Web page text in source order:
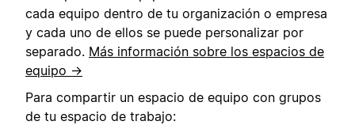
cada equipo dentro de tu organización o empresa
y cada uno de ellos se puede personalizar por
separado. Más información sobre los espacios de
equipo →
Para compartir un espacio de equipo con grupos
de tu espacio de trabajo: